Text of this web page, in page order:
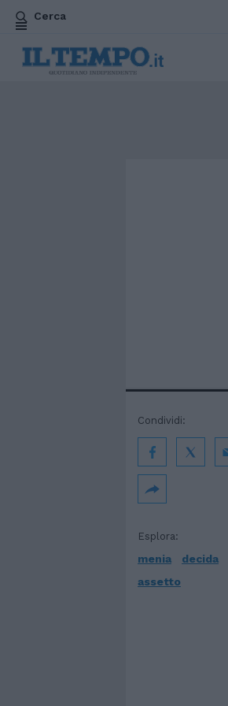
Cerca
Esplora:
menia
decida
assetto
Condividi: